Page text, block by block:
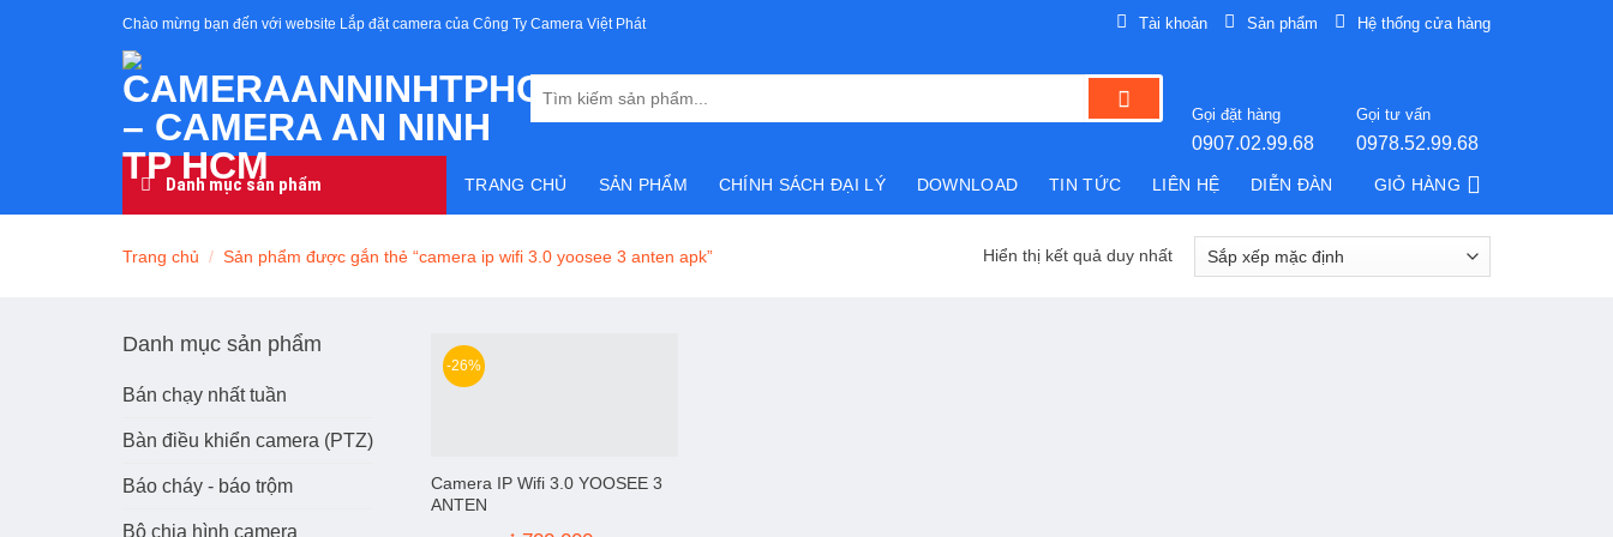
Chào mừng bạn đến với website Lắp đặt camera của Công Ty Camera Việt Phát Tài khoản Sản phẩm Hệ thống cửa hàng
Tìm
Gọi đặt hàng
0907.02.99.68
Gọi tư vấn
0978.52.99.68
Danh mục sản phẩm TRANG CHỦ SẢN PHẨM CHÍNH SÁCH ĐẠI LÝ DOWNLOAD TIN TỨC LIÊN HỆ DIỄN ĐÀN GIỎ HÀNG
Trang chủ / Sản phẩm được gắn thẻ “camera ip wifi 3.0 yoosee 3 anten apk” Hiển thị kết quả duy nhất
Danh mục sản phẩm
Bán chạy nhất tuần
Bàn điều khiển camera (PTZ)
Báo cháy - báo trộm
Bộ chia hình camera
-26%
Camera IP Wifi 3.0 YOOSEE 3
ANTEN